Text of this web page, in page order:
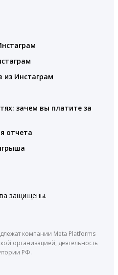
из Инстаграм
зачем вы платите за
отчета
защищены.
компании Meta Platforms
организацией, деятельность
РФ.